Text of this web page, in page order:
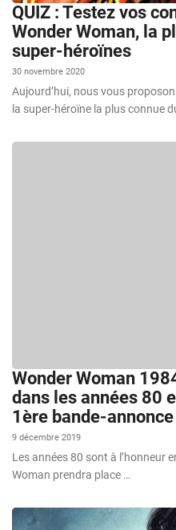
QUIZ : Testez vos
Wonder Woman, la
super-héroïnes
30 novembre 2020
Aujourd’hui, nous vous
la super-héroïne la plus connue
Wonder Woman
dans les années 80
1ère bande-annonce
9 décembre 2019
Les années 80 sont à l’honneur
Woman prendra place …